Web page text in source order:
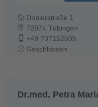
Doblerstraße 1
72074 Tübingen
+49 707152505
Geschlossen
Dr.med. Petra